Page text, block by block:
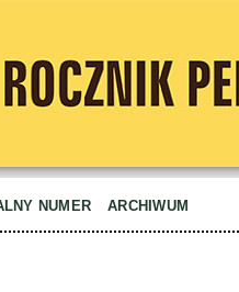
NUMER ARCHIWUM